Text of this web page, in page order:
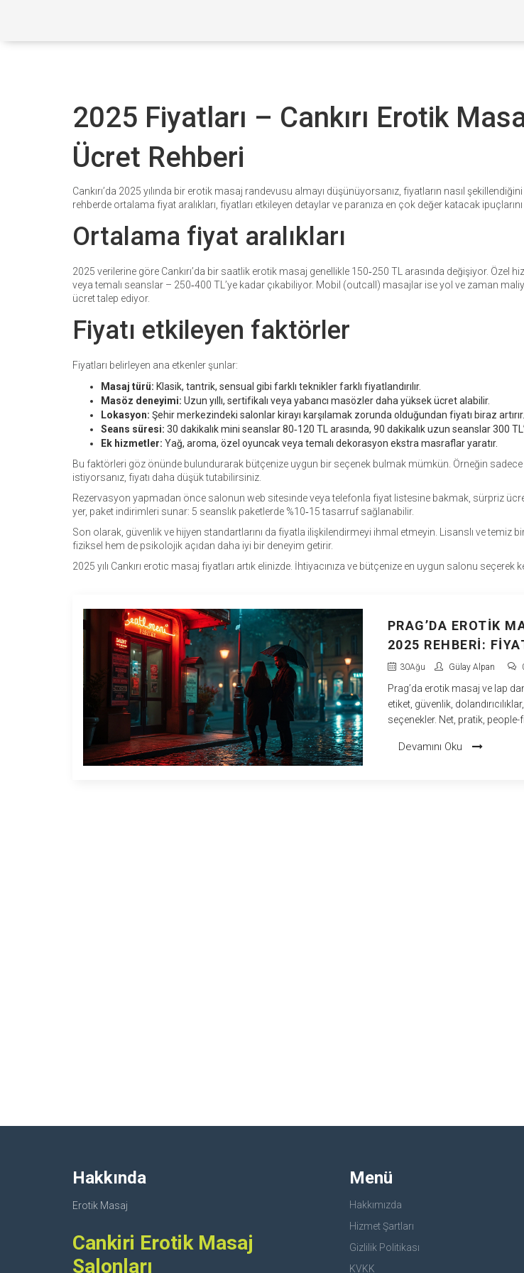
2025 Fiyatları – Cankırı Erotik
Ücret Rehberi
Cankırı’da 2025 yılında bir erotik masaj randevusu almayı düşünüyorsanız, fiyatların nasıl
rehberde ortalama fiyat aralıkları, fiyatları etkileyen detaylar ve paranıza en çok değer katacak ipuçlarını
Ortalama fiyat aralıkları
2025 verilerine göre Cankırı’da bir saatlik erotik masaj genellikle 150‑250 TL arasında değişiyor. Özel
veya temalı seanslar – 250‑400 TL’ye kadar çıkabiliyor. Mobil (outcall) masajlar ise yol ve zaman
ücret talep ediyor.
Fiyatı etkileyen faktörler
Fiyatları belirleyen ana etkenler şunlar:
Masaj türü: Klasik, tantrik, sensual gibi farklı teknikler farklı fiyatlandırılır.
Masöz deneyimi: Uzun yıllı, sertifikalı veya yabancı masözler daha yüksek ücret alabilir.
Lokasyon: Şehir merkezindeki salonlar kirayı karşılamak zorunda olduğundan fiyatı biraz artırır.
Seans süresi: 30 dakikalık mini seanslar 80‑120 TL arasında, 90 dakikalık uzun seanslar 300
Ek hizmetler: Yağ, aroma, özel oyuncak veya temalı dekorasyon ekstra masraflar yaratır.
Bu faktörleri göz önünde bulundurarak bütçenize uygun bir seçenek bulmak mümkün. Örneğin
istiyorsanız, fiyatı daha düşük tutabilirsiniz.
Rezervasyon yapmadan önce salonun web sitesinde veya telefonla fiyat listesine bakmak, sürpriz
yer, paket indirimleri sunar: 5 seanslık paketlerde %10‑15 tasarruf sağlanabilir.
Son olarak, güvenlik ve hijyen standartlarını da fiyatla ilişkilendirmeyi ihmal etmeyin. Lisanslı ve temiz
fiziksel hem de psikolojik açıdan daha iyi bir deneyim getirir.
2025 yılı Cankırı erotic masaj fiyatları artık elinizde. İhtiyacınıza ve bütçenize en uygun salonu seçerek
PRAG’DA EROTIK
2025 REHBERI:
GÜVENLIK
30Ağu Gülay Alpan
Prag’da erotik masaj ve lap
etiket, güvenlik,
seçenekler. Net, pratik, people-
Devamını Oku
Hakkında
Erotik Masaj
Cankiri Erotik Masaj
Salonları
Menü
Hakkımızda
Hizmet Şartları
Gizlilik Politikası
KVKK